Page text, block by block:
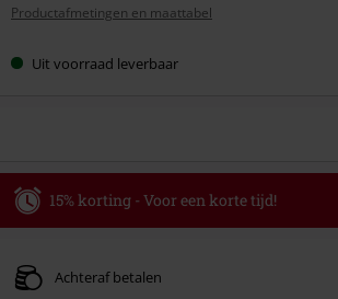
maat
Productafmetingen en maattabel
Uit voorraad leverbaar
15% korting - Voor een korte tijd!
Geldig t/m 09-08-2026
Achteraf betalen